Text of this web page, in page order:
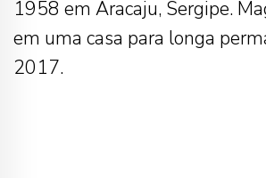
1958 em Aracaju, Sergipe.
em uma casa para longa
2017.